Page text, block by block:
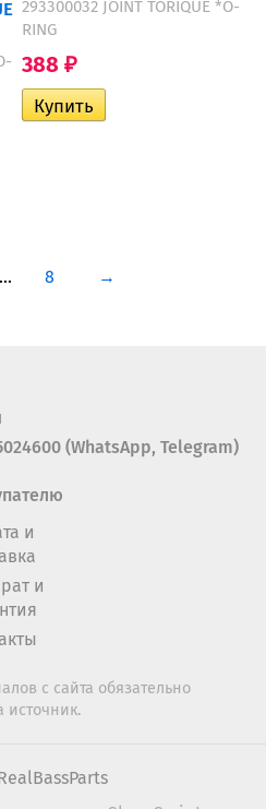
293300032 JOINT TORIQUE *O-
RING
388 ₽
... 8 →
(WhatsApp, Telegram)
и
и
с сайта обязательно
источник.